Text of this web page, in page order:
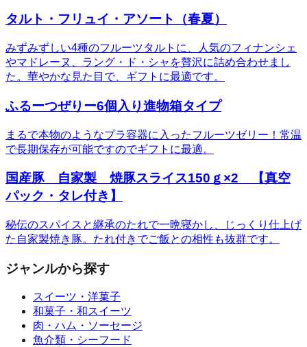
タルト・フリュイ・アソート（春夏）
みずみずしい4種のフルーツタルトに、人気のフィナンシェ
やマドレーヌ、ラング・ド・シャを贅沢に詰め合わせまし
た。華やかな見た目で、ギフトに最適です。
ふるーつぜりー6個入り進物箱タイプ
まるで本物のようなプラ容器に入ったフルーツゼリー！常温
で長期保存が可能ですのでギフトに最適。
国産豚 自家製 焼豚スライス150ｇ×2 【真空
パック・タレ付き】
秘伝のスパイスと継承のたれで一晩寝かし、じっくり仕上げ
た自家製焼き豚。たれ付きでご飯との相性も抜群です。
ジャンルから探す
スイーツ・洋菓子
和菓子・和スイーツ
肉・ハム・ソーセージ
魚介類・シーフード